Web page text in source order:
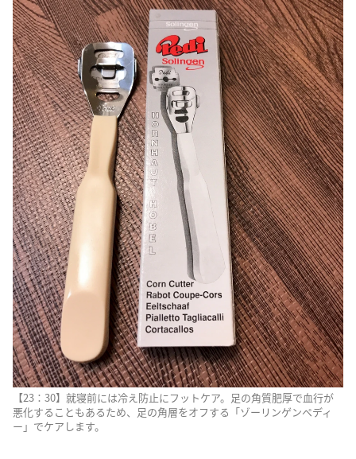
【23：30】就寝前には冷え防止にフットケア。足の角質肥厚で血行が
悪化することもあるため、足の角層をオフする「ゾーリンゲンペディ
ー」でケアします。